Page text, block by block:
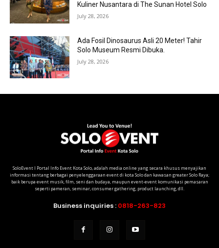
Kuliner Nusantara di The Sunan Hotel Solo
July 28, 2026
Ada Fosil Dinosaurus Asli 20 Meter! Tahir
Solo Museum Resmi Dibuka.
July 28, 2026
SoloEvent I Portal Info Event Kota Solo, adalah media online yang secara khusus menyajikan
informasi tentang berbagai penyelenggaraan event di kota Solo dan kawasan greater Solo Raya;
baik berupa event musik, film, seni dan budaya, maupun event-event komunikasi pemasaran
seperti pameran, seminar, consumer gathering, product launching, dll.
Business inquiries : 0818-263-823